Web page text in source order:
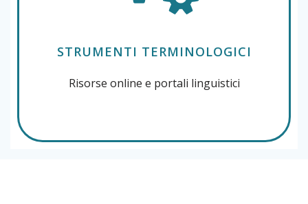
STRUMENTI TERMINOLOGICI
Risorse online e portali linguistici